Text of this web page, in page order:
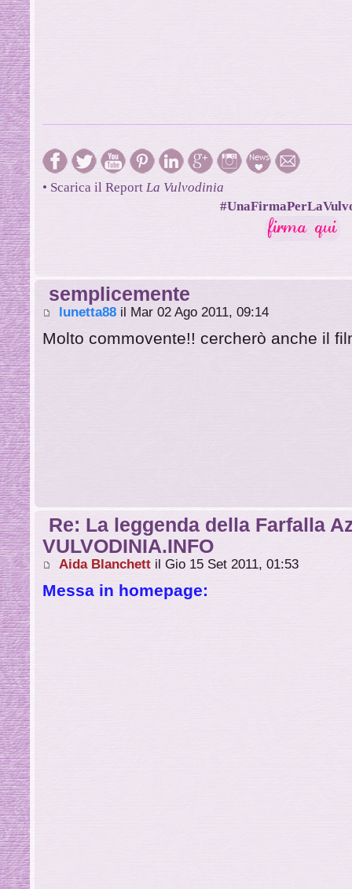
• Scarica il ReportLa Vulvodinia
semplicemente
lunetta88 il Mar 02 Ago 2011, 09:14
Molto commovente!! cercherò anche il
Re: La leggenda della Farfalla
VULVODINIA.INFO
Aida Blanchett il Gio 15 Set 2011, 01:53
Messa in homepage: